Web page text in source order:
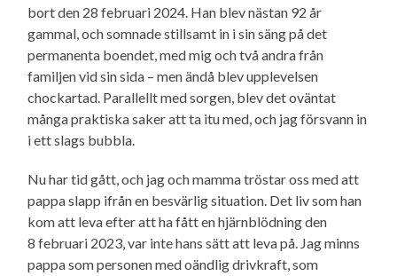
bort den 28 februari 2024. Han blev nästan 92 år
gammal, och somnade stillsamt in i sin säng på det
permanenta boendet, med mig och två andra från
familjen vid sin sida – men ändå blev upplevelsen
chockartad. Parallellt med sorgen, blev det oväntat
många praktiska saker att ta itu med, och jag försvann in
i ett slags bubbla.
Nu har tid gått, och jag och mamma tröstar oss med att
pappa slapp ifrån en besvärlig situation. Det liv som han
kom att leva efter att ha fått en hjärnblödning den
8 februari 2023, var inte hans sätt att leva på. Jag minns
pappa som personen med oändlig drivkraft, som